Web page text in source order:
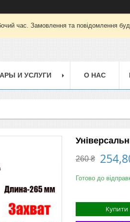
час. Замовлення та повідомлення
И УСЛУГИ О НАС
260 ₴
Готово до
Купити